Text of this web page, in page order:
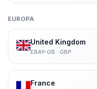
EUROPA
United Kingdom
EBAY-GB · GBP
France